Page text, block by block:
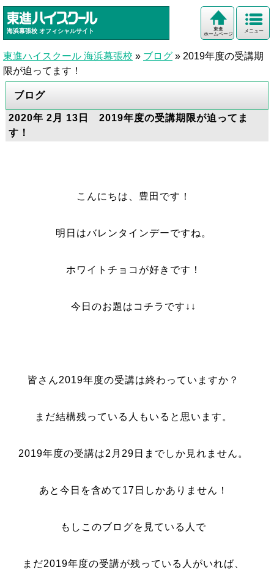
海浜幕張校 オフィシャルサイト メニュー
東進
ホームページ
東進ハイスクール 海浜幕張校 » ブログ » 2019年度の受講期
限が迫ってます！
ブログ
2020年 2月 13日 2019年度の受講期限が迫ってま
す！
こんにちは、豊田です！
明日はバレンタインデーですね。
ホワイトチョコが好きです！
今日のお題はコチラです↓↓
皆さん2019年度の受講は終わっていますか？
まだ結構残っている人もいると思います。
2019年度の受講は2月29日までしか見れません。
あと今日を含めて17日しかありません！
もしこのブログを見ている人で
まだ2019年度の受講が残っている人がいれば、